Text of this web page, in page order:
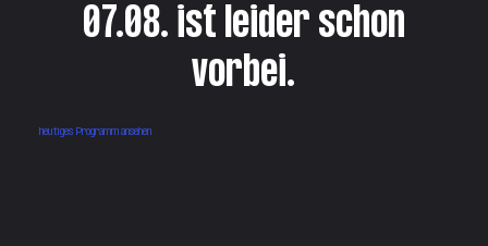
07.08. ist leider schon
vorbei.
heutiges Programm ansehen